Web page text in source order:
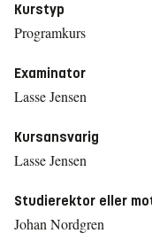
Kurstyp
Programkurs
Examinator
Lasse Jensen
Kursansvarig
Lasse Jensen
Studierektor eller
Johan Nordgren